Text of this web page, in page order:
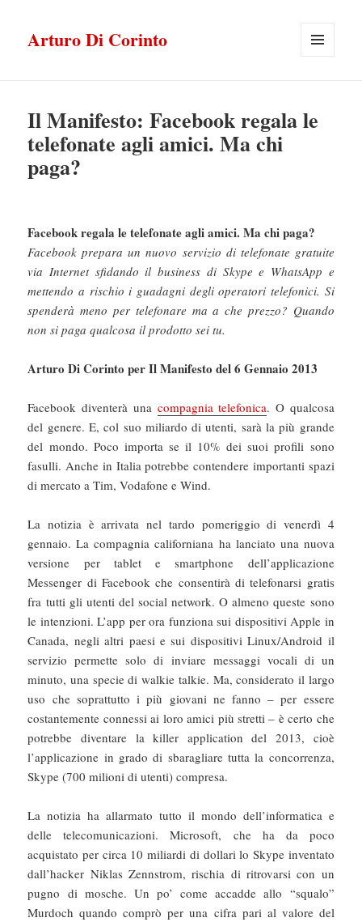
Arturo Di Corinto
Il Manifesto: Facebook regala le
telefonate agli amici. Ma chi
paga?
Facebook regala le telefonate agli amici. Ma chi paga?
Facebook prepara un nuovo servizio di telefonate gratuite
via Internet sfidando il business di Skype e WhatsApp e
mettendo a rischio i guadagni degli operatori telefonici. Si
spenderà meno per telefonare ma a che prezzo? Quando
non si paga qualcosa il prodotto sei tu.
Arturo Di Corinto per Il Manifesto del 6 Gennaio 2013
Facebook diventerà una compagnia telefonica. O qualcosa
del genere. E, col suo miliardo di utenti, sarà la più grande
del mondo. Poco importa se il 10% dei suoi profili sono
fasulli. Anche in Italia potrebbe contendere importanti spazi
di mercato a Tim, Vodafone e Wind.
La notizia è arrivata nel tardo pomeriggio di venerdì 4
gennaio. La compagnia californiana ha lanciato una nuova
versione per tablet e smartphone dell’applicazione
Messenger di Facebook che consentirà di telefonarsi gratis
fra tutti gli utenti del social network. O almeno queste sono
le intenzioni. L’app per ora funziona sui dispositivi Apple in
Canada, negli altri paesi e sui dispositivi Linux/Android il
servizio permette solo di inviare messaggi vocali di un
minuto, una specie di walkie talkie. Ma, considerato il largo
uso che soprattutto i più giovani ne fanno – per essere
costantemente connessi ai loro amici più stretti – è certo che
potrebbe diventare la killer application del 2013, cioè
l’applicazione in grado di sbaragliare tutta la concorrenza,
Skype (700 milioni di utenti) compresa.
La notizia ha allarmato tutto il mondo dell’informatica e
delle telecomunicazioni. Microsoft, che ha da poco
acquistato per circa 10 miliardi di dollari lo Skype inventato
dall’hacker Niklas Zennstrom, rischia di ritrovarsi con un
pugno di mosche. Un po’ come accadde allo “squalo”
Murdoch quando comprò per una cifra pari al valore del